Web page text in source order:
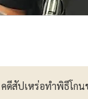
ดีสัปเหร่อทำพิธีโกน